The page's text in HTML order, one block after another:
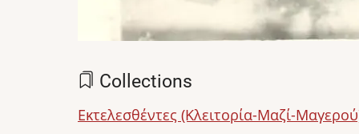
Collections
Εκτελεσθέντες (Κλειτορία-Μαζί-